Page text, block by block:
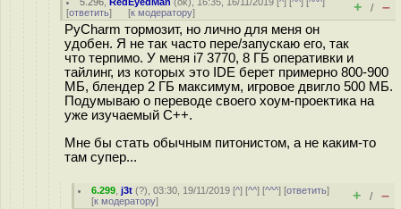
[ответить] [к модератору] + / –
PyCharm тормозит, но лично для меня он
удобен. Я не так часто пере/запускаю его, так
что терпимо. У меня i7 3770, 8 ГБ оперативки и
тайлинг, из которых это IDE берет примерно 800-900
МБ, блендер 2 ГБ максимум, игровое двигло 500 МБ.
Подумываю о переводе своего хоум-проектика на
уже изучаемый С++.
Мне бы стать обычным питонистом, а не каким-то
там супер...
6.299 ,j3t (?), 03:30, 19/11/2019 [^] [^^] [^^^] [ответить]
[к модератору] + / –